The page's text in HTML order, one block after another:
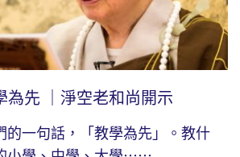
為先 ｜淨空老和尚開示
的一句話，「教學為先」。教什